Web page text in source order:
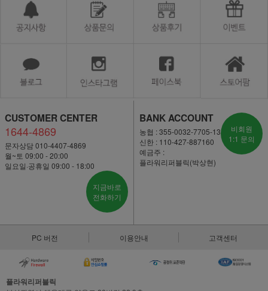
CUSTOMER CENTER
1644-4869
문자상담 010-4407-4869
월~토 09:00 - 20:00
일요일·공휴일 09:00 - 18:00
지금바로
전화하기
BANK ACCOUNT
농협 : 355-0032-7705-13
신한 : 110-427-887160
예금주 :
플라워리퍼블릭(박상현)
비회원
1:1 문의
PC 버전 이용안내 고객센터
플라워리퍼블릭